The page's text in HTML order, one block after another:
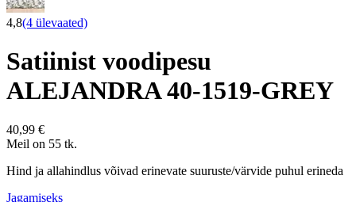
4,8(4 ülevaated)
Satiinist voodipesu
ALEJANDRA 40-1519-GREY
40,99 €
Meil on 55 tk.
Hind ja allahindlus võivad erinevate suuruste/värvide puhul erineda
Jagamiseks